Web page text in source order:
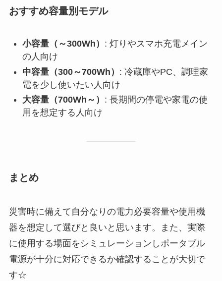
おすすめ容量別モデル
小容量（～300Wh） : 灯りやスマホ充電メイン
の人向け
中容量（300～700Wh） : 冷蔵庫やPC、調理家
電を少し使いたい人向け
大容量（700Wh～） : 長期間の停電や家電の使
用を想定する人向け
まとめ
災害時に備えて自分なりの電力必要容量や使用機
器を想定して選びと良いと思います。また、実際
に使用する場面をシミュレーションしポータブル
電源が十分に対応できるか確認することが大切で
す☆